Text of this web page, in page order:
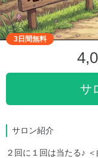
3日間無料
サ
サロン紹介
２回に１回は当たる♪